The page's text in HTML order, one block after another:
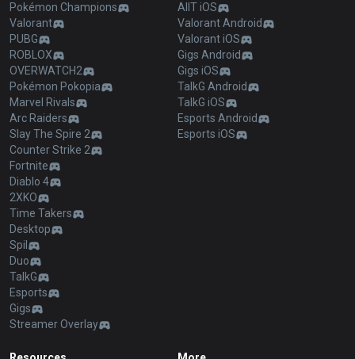
Pokémon Champions
Valorant
PUBG
ROBLOX
OVERWATCH2
Pokémon Pokopia
Marvel Rivals
Arc Raiders
Slay The Spire 2
Counter Strike 2
Fortnite
Diablo 4
2XKO
Time Takers
Desktop
Spil
Duo
TalkG
Esports
Gigs
Streamer Overlay
AllT iOS
Valorant Android
Valorant iOS
Gigs Android
Gigs iOS
TalkG Android
TalkG iOS
Esports Android
Esports iOS